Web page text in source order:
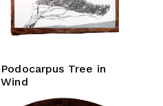
Podocarpus Tree in
Wind